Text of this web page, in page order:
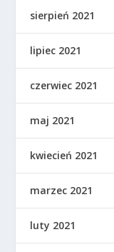
sierpień 2021
lipiec 2021
czerwiec 2021
maj 2021
kwiecień 2021
marzec 2021
luty 2021